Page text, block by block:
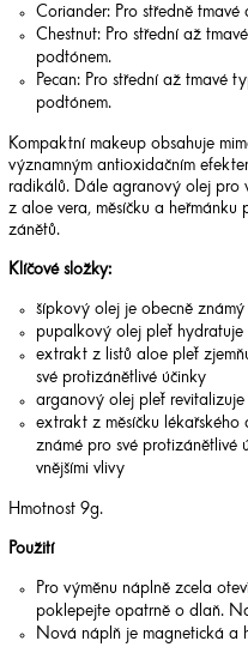
Coriander: Pro středně
Chestnut: Pro střední až
podtónem.
Pecan: Pro střední až tmavé
podtónem.
Kompaktní makeup obsahuje
významným antioxidačním
radikálů. Dále agranový olej pro
z aloe vera, měsíčku a
zánětů.
Klíčové složky:
šípkový olej je obecně
pupalkový olej pleť hydratuje
extrakt z listů aloe pleť
své protizánětlivé účinky
arganový olej pleť revitalizuje
extrakt z měsíčku lékařského
známé pro své protizánětlivé
vnějšími vlivy
Hmotnost 9g.
Použití
Pro výměnu náplně zcela
poklepejte opatrně o dlaň.
Nová náplň je magnetická a